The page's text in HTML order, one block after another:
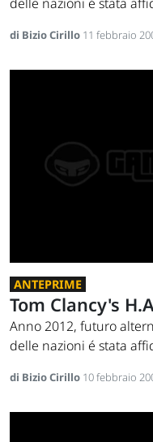
di Bizio Cirillo 11 febbraio
ANTEPRIME
Tom Clancy's
Anno 2012, futuro
delle nazioni é stata
di Bizio Cirillo 10 febbraio